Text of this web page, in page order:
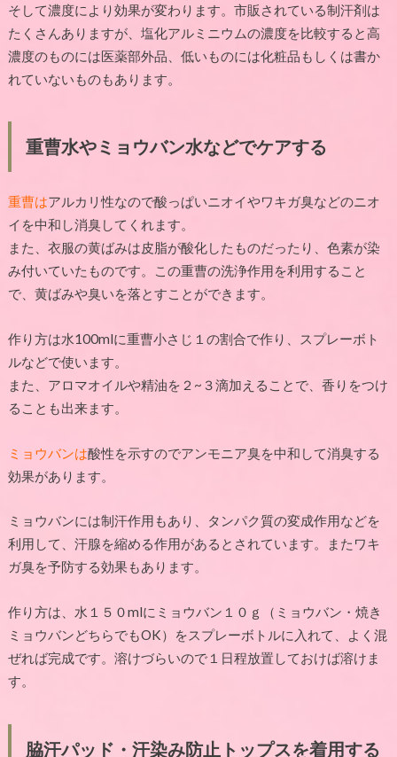
そして濃度により効果が変わります。市販されている制汗剤は
たくさんありますが、塩化アルミニウムの濃度を比較すると高
濃度のものには医薬部外品、低いものには化粧品もしくは書か
れていないものもあります。
重曹水やミョウバン水などでケアする
重曹はアルカリ性なので酸っぱいニオイやワキガ臭などのニオ
イを中和し消臭してくれます。
また、衣服の黄ばみは皮脂が酸化したものだったり、色素が染
み付いていたものです。この重曹の洗浄作用を利用すること
で、黄ばみや臭いを落とすことができます。
作り方は水100mlに重曹小さじ１の割合で作り、スプレーボト
ルなどで使います。
また、アロマオイルや精油を２ ~ ３滴加えることで、香りをつけ
ることも出来ます。
ミョウバンは酸性を示すのでアンモニア臭を中和して消臭する
効果があります。
ミョウバンには制汗作用もあり、タンパク質の変成作用などを
利用して、汗腺を縮める作用があるとされています。またワキ
ガ臭を予防する効果もあります。
作り方は、水１５０mlにミョウバン１０ｇ（ミョウバン・焼き
ミョウバンどちらでもOK）をスプレーボトルに入れて、よく混
ぜれば完成です。溶けづらいので１日程放置しておけば溶けま
す。
脇汗パッド・汗染み防止トップスを着用する